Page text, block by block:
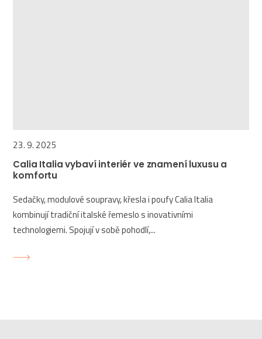
23. 9. 2025
Calia Italia vybaví interiér ve znamení luxusu a
komfortu
Sedačky, modulové soupravy, křesla i poufy Calia Italia
kombinují tradiční italské řemeslo s inovativními
technologiemi. Spojují v sobě pohodlí,...